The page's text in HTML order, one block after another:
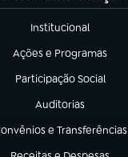
Institucional
(abre em nova aba)
Ações e Programas
(abre em nova aba)
Participação Social
(abre em nova aba)
Auditorias
(abre em nova aba)
e Transferências
em nova aba)